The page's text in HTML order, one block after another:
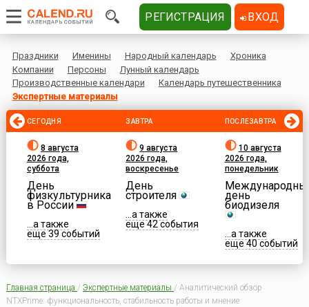
Праздники Именины Народный календарь
Хроника
Компании
Персоны
Лунный календарь
Производственные календари
Календарь путешественника
Экспертные материалы
СЕГОДНЯ
8 августа
2026 года,
суббота
День
физкультурника
в России
...а также
еще 39 событий
ЗАВТРА
9 августа
2026 года,
воскресенье
День
строителя
...а также
еще 42 события
ПОСЛЕЗАВТРА
10 августа
2026 года,
понедельник
день
биодизеля
...а также
еще 40 событий
Главная страница / Экспертные материалы / Аналитический обзор
NTXPrime: функциональность, стабильность работы и мнение
РЕГИСТРАЦИЯ ВХОД